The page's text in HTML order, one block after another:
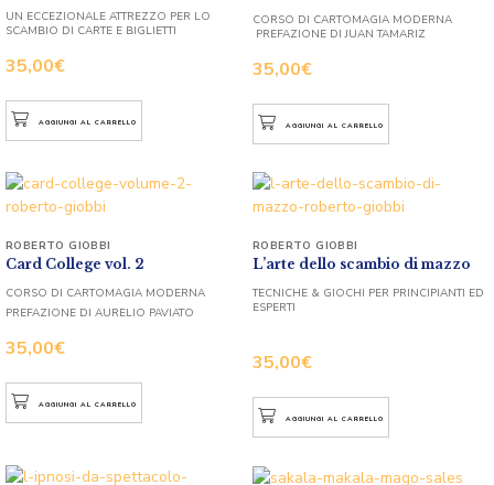
35,00€
UN ECCEZIONALE ATTREZZO PER LO
SCAMBIO DI CARTE E BIGLIETTI
AGGIUNGI AL CARRELLO
35,00€
CORSO DI CARTOMAGIA MODERNA
PREFAZIONE DI JUAN TAMARIZ
AGGIUNGI AL CARRELLO
Card College vol. 2
35,00€
ROBERTO GIOBBI
CORSO DI CARTOMAGIA MODERNA
PREFAZIONE DI AURELIO PAVIATO
AGGIUNGI AL CARRELLO
L’arte dello scambio di mazzo
35,00€
ROBERTO GIOBBI
TECNICHE & GIOCHI PER PRINCIPIANTI ED
ESPERTI
AGGIUNGI AL CARRELLO